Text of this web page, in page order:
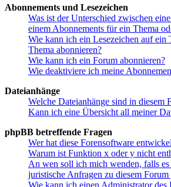
Abonnements und Lesezeichen
Was ist der Unterschied zwischen
einem Abonnements für ein Thema
Wie kann ich ein Lesezeichen auf ein
Thema abonnieren?
Wie kann ich ein Forum abonnieren?
Wie deaktiviere ich meine
Dateianhänge
Welche Dateianhänge sind in diesem
Kann ich eine Übersicht all meiner
phpBB betreffende Fragen
Wer hat diese Forensoftware
Warum ist Funktion x oder y nicht
An wen soll ich mich wenden, falls
juristische Anfragen zu diesem Forum